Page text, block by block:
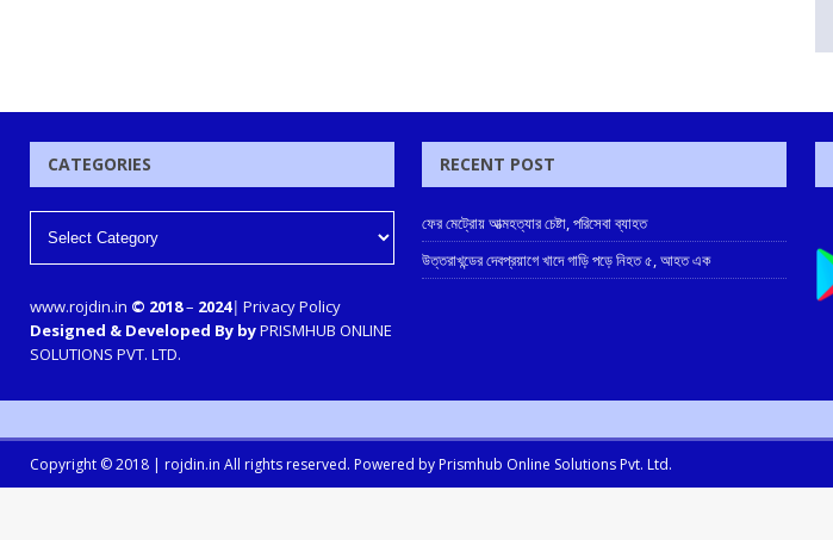
CATEGORIES
www.rojdin.in © 2018– 2024| Privacy Policy
Designed & Developed By byPRISMHUB ONLINE
SOLUTIONS PVT. LTD.
RECENT POST
ফের মেট্রোয় আত্মহত্যার চেষ্টা, পরিসেবা ব্যাহত
উত্তরাখন্ডের দেবপ্রয়াগে খাদে গাড়ি পড়ে নিহত ৫, আহত এক
Copyright © 2018 | rojdin.in All rights reserved. Powered by Prismhub Online Solutions Pvt. Ltd.